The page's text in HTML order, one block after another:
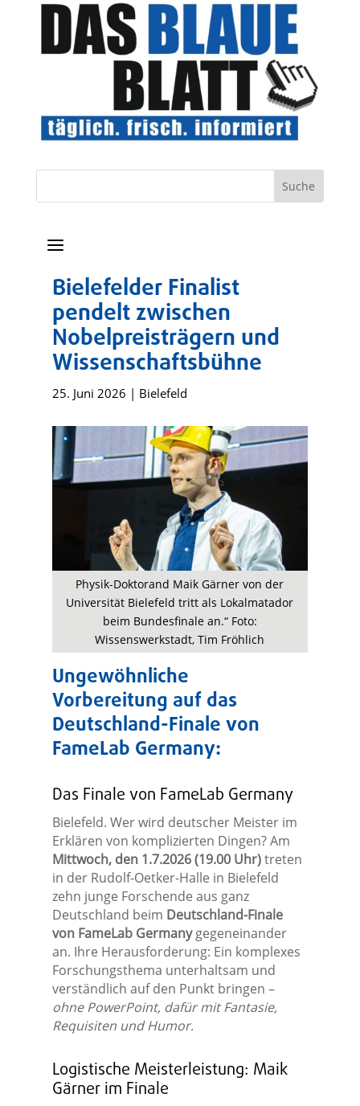
a
Bielefelder Finalist
pendelt zwischen
Nobelpreisträgern und
Wissenschaftsbühne
25. Juni 2026 | Bielefeld
Physik-Doktorand Maik Gärner von der
Universität Bielefeld tritt als Lokalmatador
beim Bundesfinale an.“ Foto:
Wissenswerkstadt, Tim Fröhlich
Ungewöhnliche
Vorbereitung auf das
Deutschland-Finale von
FameLab Germany:
Das Finale von FameLab Germany
Bielefeld. Wer wird deutscher Meister im
Erklären von komplizierten Dingen? Am
Mittwoch, den 1.7.2026 (19.00 Uhr)treten
in der Rudolf-Oetker-Halle in Bielefeld
zehn junge Forschende aus ganz
Deutschland beim Deutschland-Finale
von FameLab Germanygegeneinander
an. Ihre Herausforderung: Ein komplexes
Forschungsthema unterhaltsam und
verständlich auf den Punkt bringen –
ohne PowerPoint, dafür mit Fantasie,
Requisiten und Humor.
Logistische Meisterleistung: Maik
Gärner im Finale